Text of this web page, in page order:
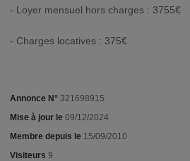
- Loyer mensuel hors charges : 3755€
- Charges locatives : 375€
Annonce N° 321698915
Mise à jour le 09/12/2024
Membre depuis le 15/09/2010
Visiteurs 9